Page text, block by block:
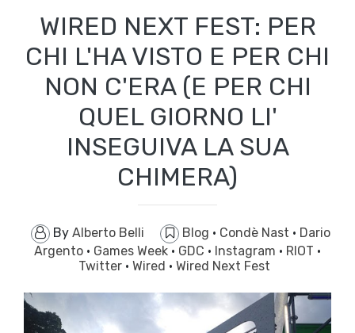
WIRED NEXT FEST: PER
CHI L'HA VISTO E PER CHI
NON C'ERA (E PER CHI
QUEL GIORNO LI'
INSEGUIVA LA SUA
CHIMERA)
By Alberto Belli Blog · Condè Nast · Dario
Argento · Games Week · GDC · Instagram · RIOT ·
Twitter · Wired · Wired Next Fest